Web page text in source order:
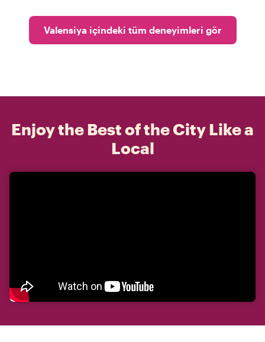
Valensiya içindeki tüm deneyimleri gör
Enjoy the Best of the City Like a
Local